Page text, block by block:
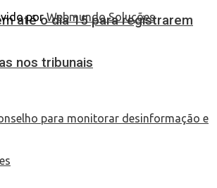
até o dia 15 para registrarem
nos tribunais
porWebmundo Soluções